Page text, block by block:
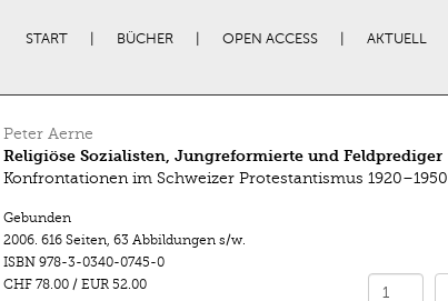
START BÜCHER OPEN ACCESS AKTUELL
Peter Aerne
Religiöse Sozialisten, Jungreformierte und Feldprediger
Konfrontationen im Schweizer Protestantismus 1920–1950
Gebunden
2006. 616 Seiten, 63 Abbildungen s/w.
ISBN 978-3-0340-0745-0
CHF 78.00/ EUR 52.00